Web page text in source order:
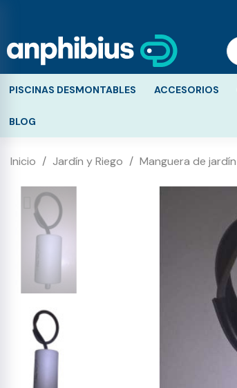
PISCINAS DESMONTABLES ACCESORIOS
BLOG
Inicio Jardín y Riego Manguera de jardín